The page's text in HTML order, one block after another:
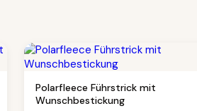
Polarfleece Führstrick mit
Wunschbestickung